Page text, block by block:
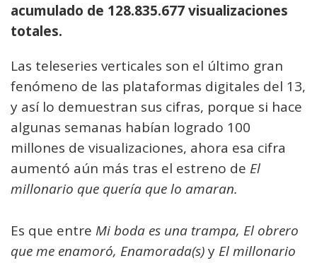
acumulado de 128.835.677 visualizaciones
totales.
Las teleseries verticales son el último gran
fenómeno de las plataformas digitales del 13,
y así lo demuestran sus cifras, porque si hace
algunas semanas habían logrado 100
millones de visualizaciones, ahora esa cifra
aumentó aún más tras el estreno de El
millonario que quería que lo amaran.
Es que entre Mi boda es una trampa, El obrero
que me enamoró, Enamorada(s)y El millonario